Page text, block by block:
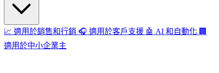
📈 適用於銷售和行銷 🎧 適用於客戶支援 🤖 AI 和自動化 🏢
適用於中小企業主